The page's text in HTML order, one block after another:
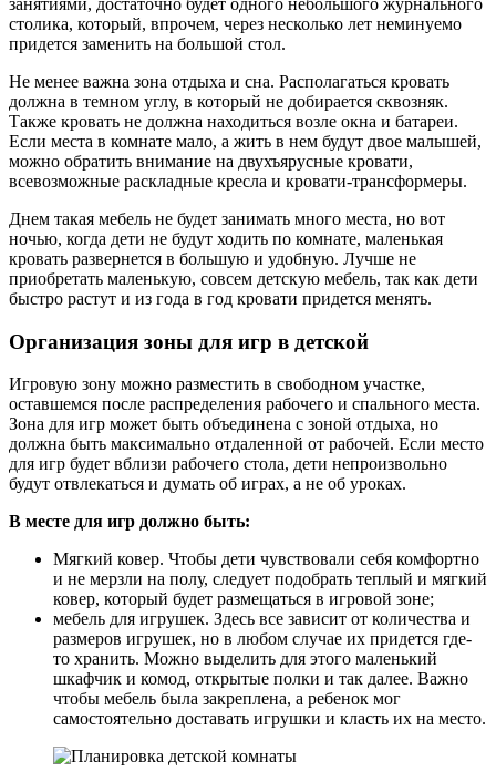
столика, который, впрочем, через несколько лет неминуемо
придется заменить на большой стол.
Не менее важна зона отдыха и сна. Располагаться кровать
должна в темном углу, в который не добирается сквозняк.
Также кровать не должна находиться возле окна и батареи.
Если места в комнате мало, а жить в нем будут двое малышей,
можно обратить внимание на двухъярусные кровати,
всевозможные раскладные кресла и кровати-трансформеры.
Днем такая мебель не будет занимать много места, но вот
ночью, когда дети не будут ходить по комнате, маленькая
кровать развернется в большую и удобную. Лучше не
приобретать маленькую, совсем детскую мебель, так как дети
быстро растут и из года в год кровати придется менять.
Организация зоны для игр в детской
Игровую зону можно разместить в свободном участке,
оставшемся после распределения рабочего и спального места.
Зона для игр может быть объединена с зоной отдыха, но
должна быть максимально отдаленной от рабочей. Если место
для игр будет вблизи рабочего стола, дети непроизвольно
будут отвлекаться и думать об играх, а не об уроках.
В месте для игр должно быть:
Мягкий ковер. Чтобы дети чувствовали себя комфортно
и не мерзли на полу, следует подобрать теплый и мягкий
ковер, который будет размещаться в игровой зоне;
мебель для игрушек. Здесь все зависит от количества и
размеров игрушек, но в любом случае их придется где-
то хранить. Можно выделить для этого маленький
шкафчик и комод, открытые полки и так далее. Важно
чтобы мебель была закреплена, а ребенок мог
самостоятельно доставать игрушки и класть их на место.